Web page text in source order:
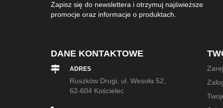
Zapisz się do newslettera i otrzymuj najświeższe
promocje oraz informacje o produktach.
DANE KONTAKTOWE
ADRES
Ruszków Drugi, ul. Wesoła 52,
62-604 Kościelec